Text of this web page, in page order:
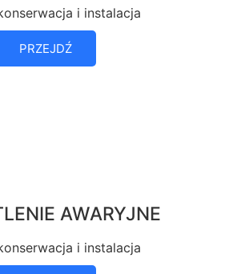
i instalacja
PRZEJDŹ
AWARYJNE
i instalacja